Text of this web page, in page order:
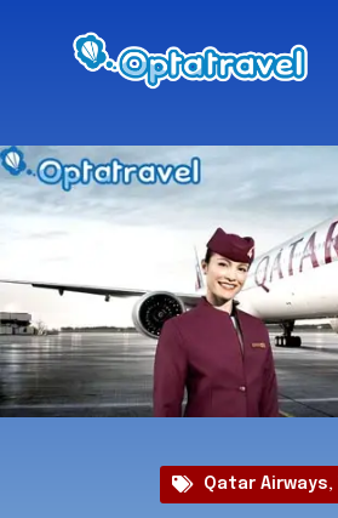
Qatar Airways,